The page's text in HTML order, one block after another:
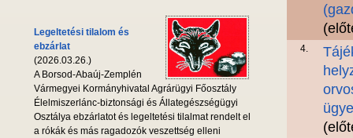
Legeltetési tilalom és
ebzárlat
(2026.03.26.)
A Borsod-Abaúj-Zemplén
Vármegyei Kormányhivatal Agrárügyi Főosztály
Élelmiszerlánc-biztonsági és Állategészségügyi
Osztálya ebzárlatot és legeltetési tilalmat rendelt el
a rókák és más ragadozók veszettség elleni
4.